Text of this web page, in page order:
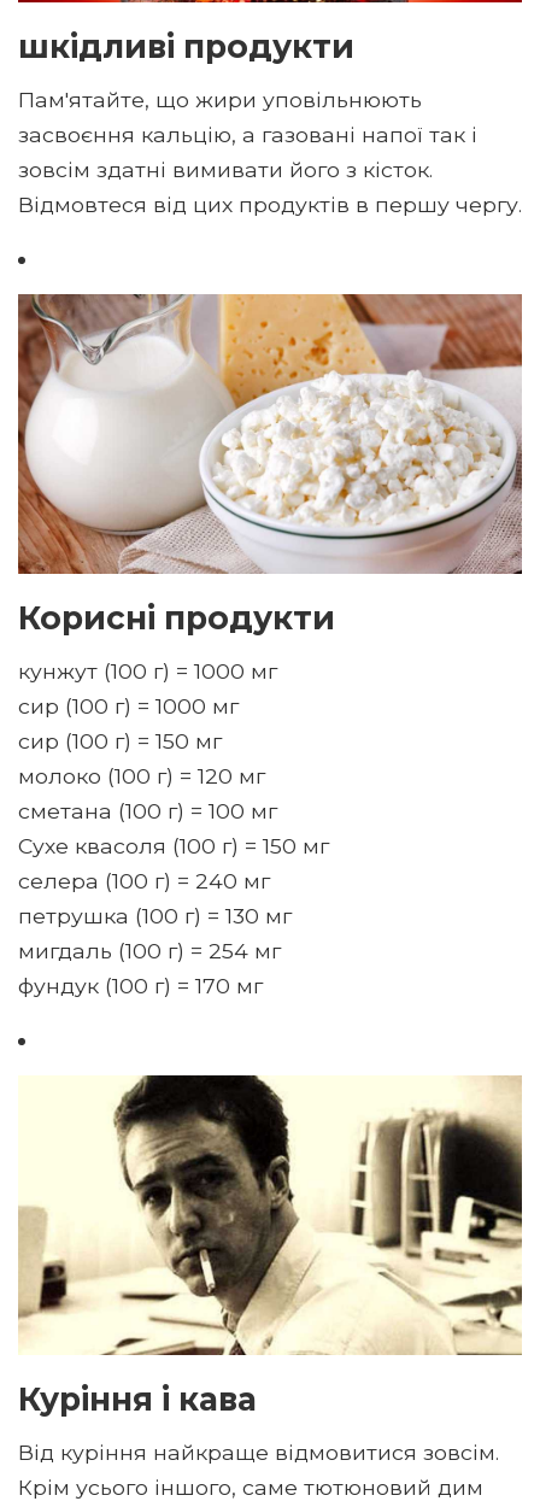
шкідливі продукти
Пам'ятайте, що жири уповільнюють
засвоєння кальцію, а газовані напої так і
зовсім здатні вимивати його з кісток.
Відмовтеся від цих продуктів в першу чергу.
Корисні продукти
кунжут (100 г) = 1000 мг
сир (100 г) = 1000 мг
сир (100 г) = 150 мг
молоко (100 г) = 120 мг
сметана (100 г) = 100 мг
Сухе квасоля (100 г) = 150 мг
селера (100 г) = 240 мг
петрушка (100 г) = 130 мг
мигдаль (100 г) = 254 мг
фундук (100 г) = 170 мг
Куріння і кава
Від куріння найкраще відмовитися зовсім.
Крім усього іншого, саме тютюновий дим